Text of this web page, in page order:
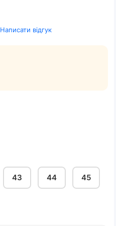
Написати відгук
43 44 45